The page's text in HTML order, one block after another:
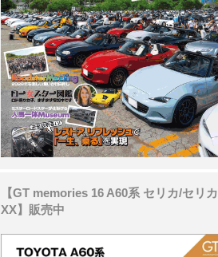
【GT memories 16 A60系 セリカ/セリカ
XX】販売中